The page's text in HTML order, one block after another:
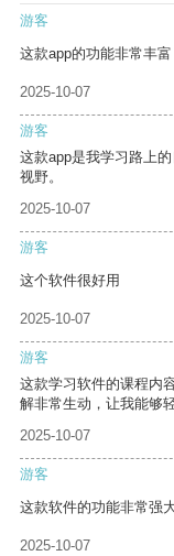
游客
这款app的功能非常丰
2025-10-07
游客
这款app是我学习路上
视野。
2025-10-07
游客
这个软件很好用
2025-10-07
游客
这款学习软件的课程内
解非常生动，让我能够
2025-10-07
游客
这款软件的功能非常强
2025-10-07